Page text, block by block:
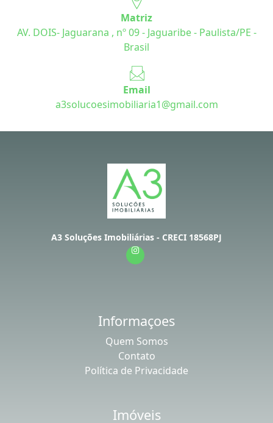
Matriz
AV. DOIS- Jaguarana , nº 09 - Jaguaribe - Paulista/PE -
Brasil
Email
a3solucoesimobiliaria1@gmail.com
A3 Soluções Imobiliárias - CRECI 18568PJ
Informaçoes
Quem Somos
Contato
Política de Privacidade
Imóveis